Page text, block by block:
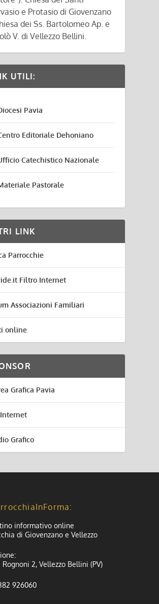
e Protasio di Giovenzano
dei Ss. Bartolomeo Ap. e
V. di Vellezzo Bellini.
UTILI:
Pavia
Editoriale Dehoniano
Catechistico Nazionale
Pastorale
LINK
Parrocchie
Filtro Internet
Associazioni Familiari
online
Grafica Pavia
Grafico
informativo online
di Giovenzano e Vellezzo
Rognoni 2, Vellezzo Bellini (PV)
926060